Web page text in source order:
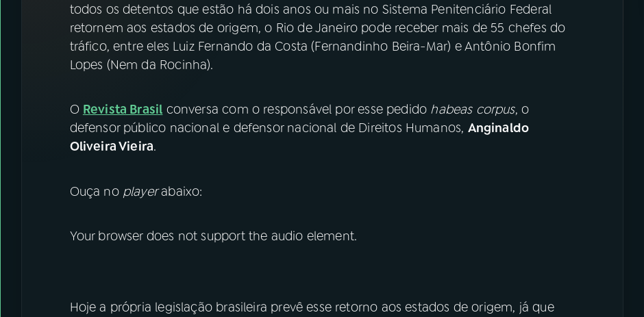
ACOMPANHE A RÁDIO NACIONAL
YouTube Facebook
todos os detentos que estão há dois anos ou mais no Sistema Penitenciário Federal
retornem aos estados de origem, o Rio de Janeiro pode receber mais de 55 chefes do
tráfico, entre eles Luiz Fernando da Costa (Fernandinho Beira-Mar) e Antônio Bonfim
Lopes (Nem da Rocinha).
O Revista Brasil conversa com o responsável por esse pedido habeas corpus, o
defensor público nacional e defensor nacional de Direitos Humanos, Anginaldo
Oliveira Vieira.
Ouça no playerabaixo:
Your browser does not support the audio element.
Hoje a própria legislação brasileira prevê esse retorno aos estados de origem, já que